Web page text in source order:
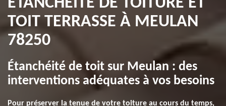
TOIT TERRASSE À MEULAN
78250
Étanchéité de toit sur Meulan : des
interventions adéquates à vos besoins
Pour préserver la tenue de votre toiture au cours du temps,